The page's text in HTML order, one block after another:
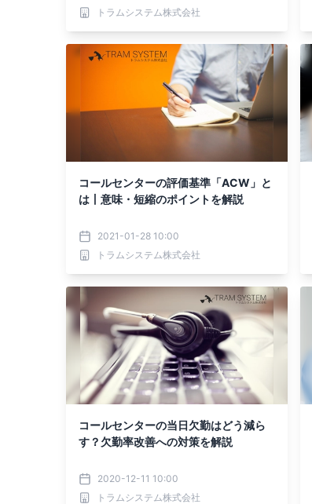
トラムシステム株式会社
コールセンターの評価基準「ACW」と
は丨意味・短縮のポイントを解説
2021-01-28 10:00
トラムシステム株式会社
コールセンターの当日欠勤はどう減ら
す？欠勤率改善への対策を解説
2020-12-11 10:00
トラムシステム株式会社